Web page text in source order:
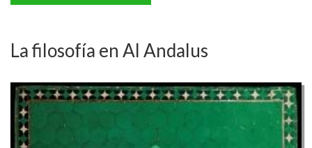
La filosofía en Al Andalus